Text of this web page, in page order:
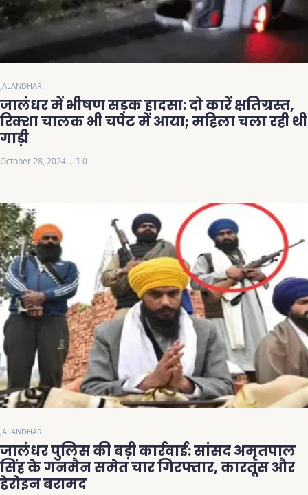
JALANDHAR
जालंधर में भीषण सड़क हादसा: दो कारें क्षतिग्रस्त,
रिक्शा चालक भी चपेट में आया; महिला चला रही थी
गाड़ी
October 28, 2024 0
JALANDHAR
जालंधर पुलिस की बड़ी कार्रवाई: सांसद अमृतपाल
सिंह के गनमैन समेत चार गिरफ्तार, कारतूस और
हेरोइन बरामद